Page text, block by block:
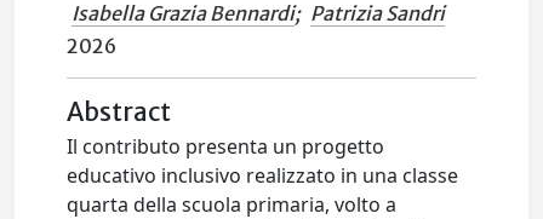
Isabella Grazia Bennardi; Patrizia Sandri
2026
Abstract
Il contributo presenta un progetto
educativo inclusivo realizzato in una classe
quarta della scuola primaria, volto a